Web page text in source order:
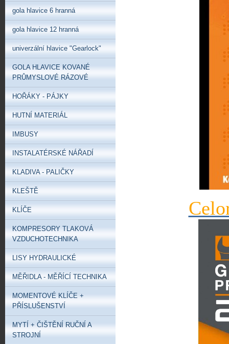
gola hlavice 6 hranná
gola hlavice 12 hranná
univerzální hlavice "Gearlock"
GOLA HLAVICE KOVANÉ
PRŮMYSLOVÉ RÁZOVÉ
HOŘÁKY - PÁJKY
HUTNÍ MATERIÁL
IMBUSY
INSTALATÉRSKÉ NÁŘADÍ
KLADIVA - PALIČKY
KLEŠTĚ
KLÍČE
KOMPRESORY TLAKOVÁ
VZDUCHOTECHNIKA
LISY HYDRAULICKÉ
MĚŘIDLA - MĚŘÍCÍ TECHNIKA
MOMENTOVÉ KLÍČE +
PŘÍSLUŠENSTVÍ
MYTÍ + ČIŠTĚNÍ RUČNÍ A
STROJNÍ